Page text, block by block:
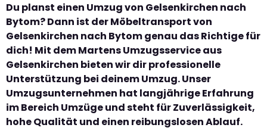
Du planst einen Umzug von Gelsenkirchen nach
Bytom? Dann ist der Möbeltransport von
Gelsenkirchen nach Bytom genau das Richtige für
dich! Mit dem Martens Umzugsservice aus
Gelsenkirchen bieten wir dir professionelle
Unterstützung bei deinem Umzug. Unser
Umzugsunternehmen hat langjährige Erfahrung
im Bereich Umzüge und steht für Zuverlässigkeit,
hohe Qualität und einen reibungslosen Ablauf.